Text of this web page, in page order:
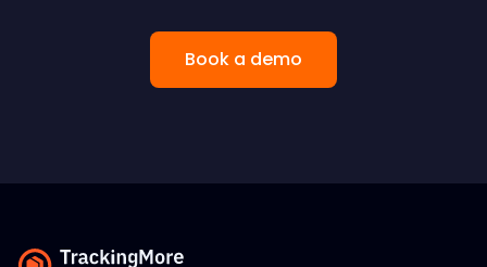
Book a demo